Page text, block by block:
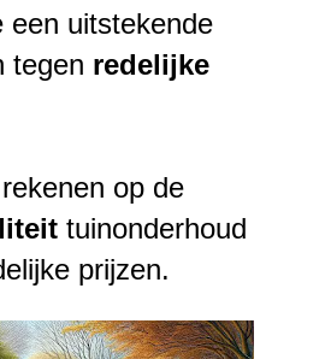
een uitstekende
tegen redelijke
op de
tuinonderhoud
prijzen.